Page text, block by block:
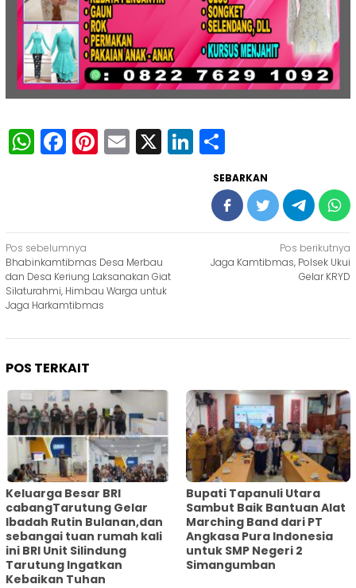
WhatsApp
Facebook
Pinterest
Email
X LinkedIn
SEBARKAN
Navigasi
pos
Pos sebelumnya
Bhabinkamtibmas Desa Merbau
dan Desa Keriung Laksanakan Giat
Silaturahmi, Himbau Warga untuk
Jaga Harkamtibmas
Pos berikutnya
Jaga Kamtibmas, Polsek Ukui
Gelar KRYD
POS TERKAIT
Keluarga Besar BRI
cabangTarutung Gelar
Ibadah Rutin Bulanan,dan
sebangai tuan rumah kali
ini BRI Unit Silindung
Tarutung Ingatkan
Kebaikan Tuhan
Bupati Tapanuli Utara
Sambut Baik Bantuan Alat
Marching Band dari PT
Angkasa Pura Indonesia
untuk SMP Negeri 2
Simangumban